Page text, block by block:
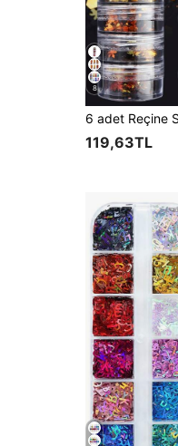
8
119,63TL